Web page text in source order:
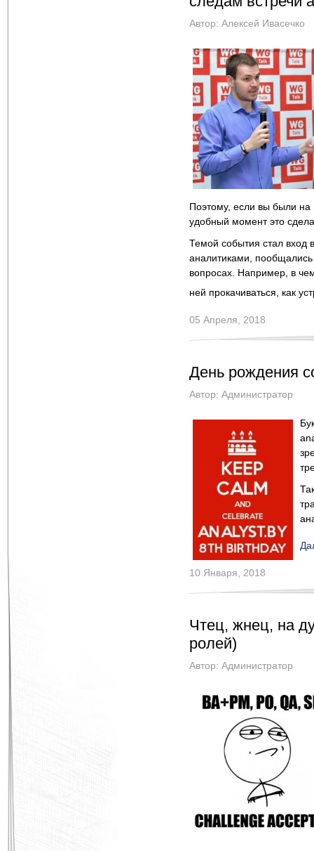
Автор: Алексей Ивасечко
Поэтому, если вы были
удобный момент это
Темой события стал вход
аналитиками,
вопросах. Например, в
ней прокачиваться, как
05 Апреля, 2018
День рождения
Автор: Администратор
10 Января, 2018
Чтец, жнец, на
ролей)
Автор: Администратор